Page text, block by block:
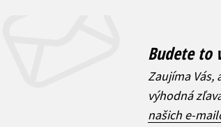
Budete to
Zaujíma Vás,
výhodná
našich e-